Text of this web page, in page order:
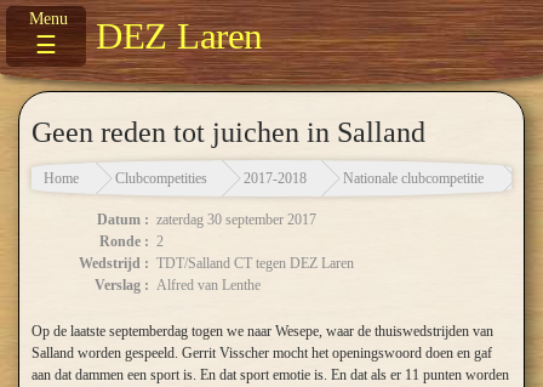
☰ DEZ Laren
Geen reden tot juichen in Salland
Home Clubcompetities 2017-2018 Nationale clubcompetitie
Datum : zaterdag 30 september 2017
Ronde : 2
Wedstrijd : TDT/Salland CT tegen DEZ Laren
Verslag : Alfred van Lenthe
Op de laatste septemberdag togen we naar Wesepe, waar de thuiswedstrijden van
Salland worden gespeeld. Gerrit Visscher mocht het openingswoord doen en gaf
aan dat dammen een sport is. En dat sport emotie is. En dat als er 11 punten worden